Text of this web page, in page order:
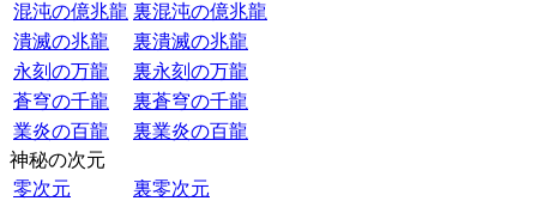
混沌の億兆龍 裏混沌の億兆龍
潰滅の兆龍
裏潰滅の兆龍
永刻の万龍
裏永刻の万龍
蒼穹の千龍
裏蒼穹の千龍
業炎の百龍
裏業炎の百龍
神秘の次元
零次元
裏零次元